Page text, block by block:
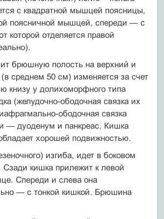
с квадратной мышцей поясницы,
поясничной мышцей, спереди — с
отделяется правой
брюшную полость на верхний и
среднем 50 см) изменяется за счет
книзу у долихоморфного типа
(желудочно-ободочная связка их
ободочная связка
— дуоденум и панкреас. Кишка
хорошей подвижностью.
изгиба, идет в боковом
кишка прилежит к левой
Спереди и слева она
— с тонкой кишкой. Брюшина